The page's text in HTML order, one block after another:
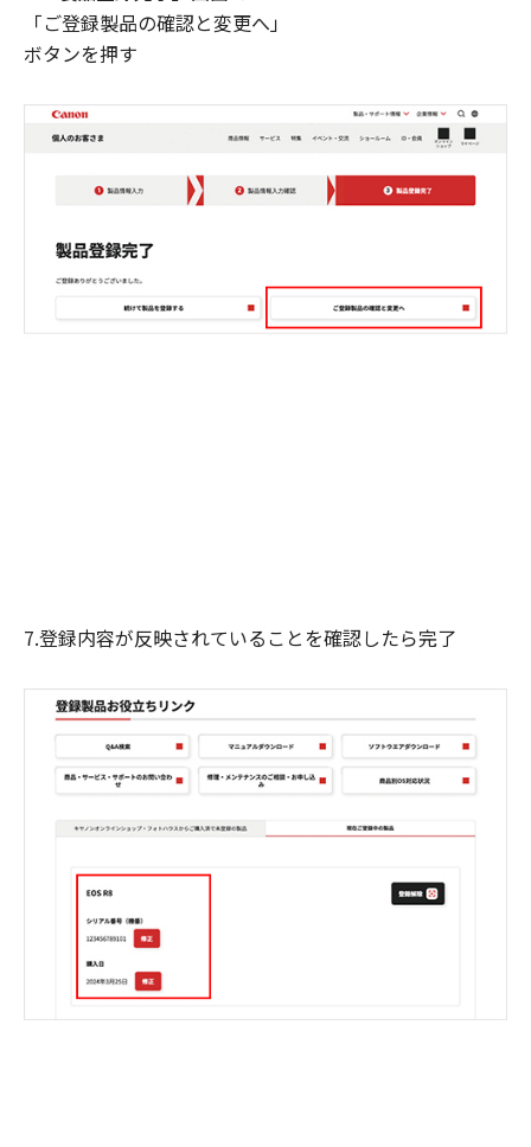
「ご登録製品の確認と変更へ」
ボタンを押す
7.登録内容が反映されていることを確認したら完了